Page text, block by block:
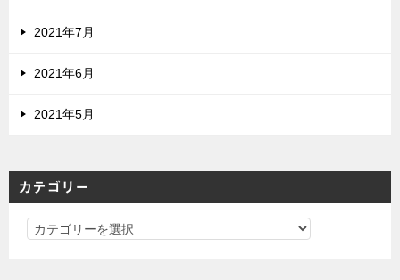
2021年7月
2021年6月
2021年5月
カテゴリー
カ